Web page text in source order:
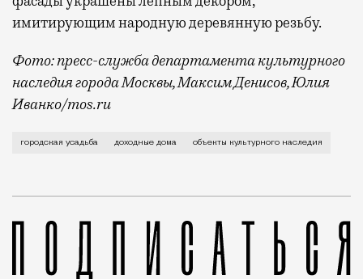
имитирующим народную деревянную резьбу.
Фото: пресс-служба департамента культурного
наследия города Москвы, Максим Денисов, Юлия
Иванко/mos.ru
Охранный статус наконец получили здания,
городская усадьба доходные дома объекты культурного наследия